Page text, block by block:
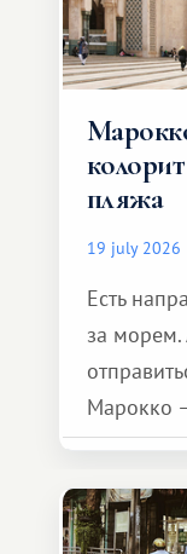
пляжа
19 july 2026
Есть
за морем.
Марокко